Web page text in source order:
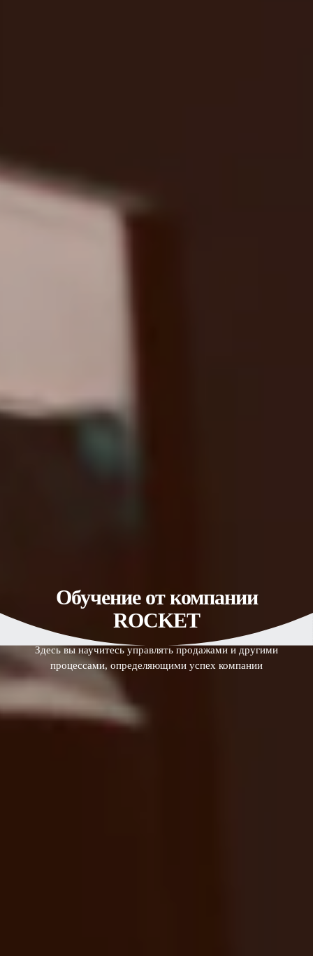
Обучение от компании
ROCKET
Здесь вы научитесь управлять продажами и другими
процессами, определяющими успех компании